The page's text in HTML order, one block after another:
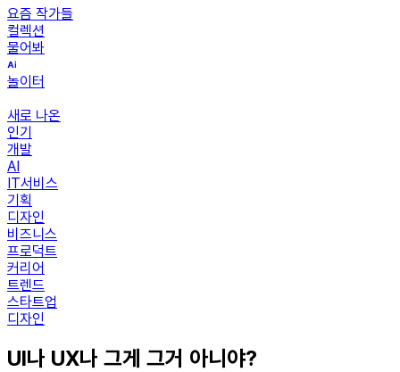
요즘 작가들
컬렉션
물어봐
놀이터
새로 나온
인기
개발
AI
IT서비스
기획
디자인
비즈니스
프로덕트
커리어
트렌드
스타트업
디자인
UI나 UX나 그게 그거 아니야?